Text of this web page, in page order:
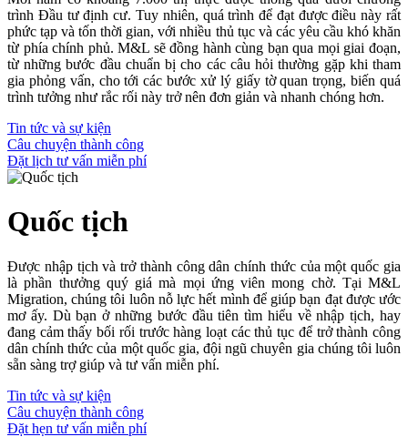
trình Đầu tư định cư. Tuy nhiên, quá trình để đạt được điều này rất
phức tạp và tốn thời gian, với nhiều thủ tục và các yêu cầu khó khăn
từ phía chính phủ. M&L sẽ đồng hành cùng bạn qua mọi giai đoạn,
từ những bước đầu chuẩn bị cho các câu hỏi thường gặp khi tham
gia phỏng vấn, cho tới các bước xử lý giấy tờ quan trọng, biến quá
trình tưởng như rắc rối này trở nên đơn giản và nhanh chóng hơn.
Tin tức và sự kiện
Câu chuyện thành công
Đặt lịch tư vấn miễn phí
Quốc tịch
Được nhập tịch và trở thành công dân chính thức của một quốc gia
là phần thưởng quý giá mà mọi ứng viên mong chờ. Tại M&L
Migration, chúng tôi luôn nỗ lực hết mình để giúp bạn đạt được ước
mơ ấy. Dù bạn ở những bước đầu tiên tìm hiểu về nhập tịch, hay
đang cảm thấy bối rối trước hàng loạt các thủ tục để trở thành công
dân chính thức của một quốc gia, đội ngũ chuyên gia chúng tôi luôn
sẵn sàng trợ giúp và tư vấn miễn phí.
Tin tức và sự kiện
Câu chuyện thành công
Đặt hẹn tư vấn miễn phí